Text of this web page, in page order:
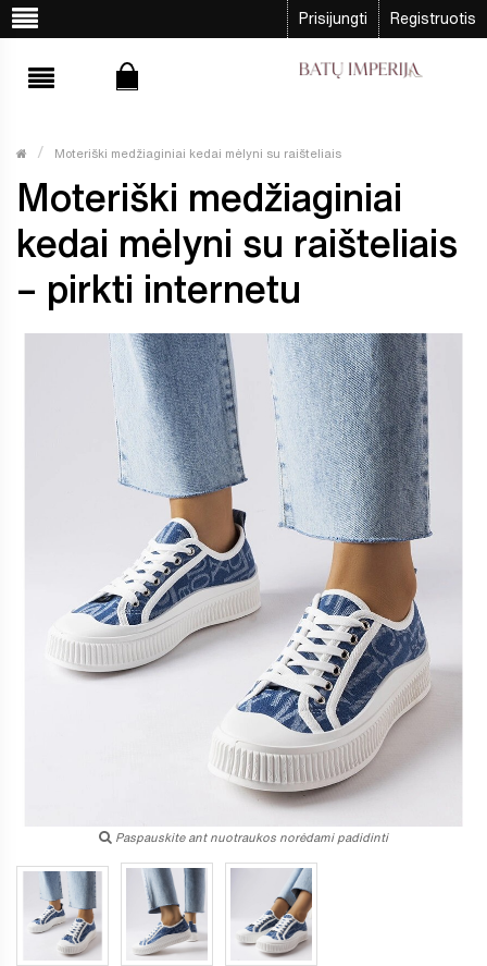
Prisijungti Registruotis
Moteriški medžiaginiai kedai mėlyni su raišteliais
Moteriški medžiaginiai
kedai mėlyni su raišteliais
– pirkti internetu
Paspauskite ant nuotraukos norėdami padidinti